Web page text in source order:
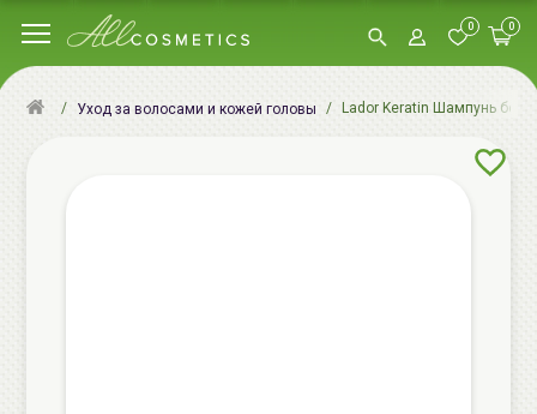
0 0
Уход за волосами и кожей головы Lador Keratin Шампунь